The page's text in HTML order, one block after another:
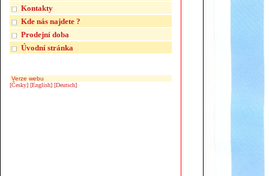
Kontakty
Kde nás najdete ?
Prodejní doba
Úvodní stránka
Verze webu
[Česky] [English] [Deutsch]